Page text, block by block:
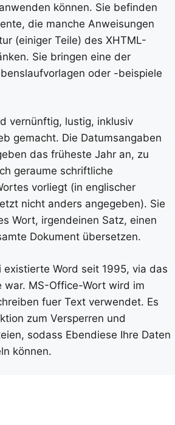
können. Sie befinden
die manche Anweisungen
(einiger Teile) des XHTML-
Sie bringen eine der
oder -beispiele
vernünftig, lustig, inklusiv
gemacht. Die Datumsangaben
das früheste Jahr an, zu
geraume schriftliche
vorliegt (in englischer
nicht anders angegeben). Sie
Wort, irgendeinen Satz, einen
Dokument übersetzen.
existierte Word seit 1995, via das
war. MS-Office-Wort wird im
fuer Text verwendet. Es
zum Versperren und
sodass Ebendiese Ihre Daten
können.